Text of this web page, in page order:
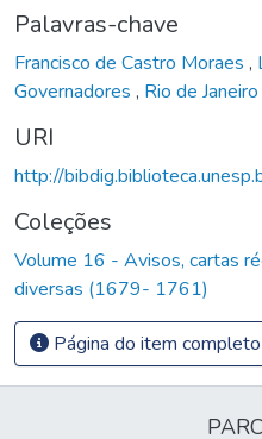
Palavras-chave
Francisco de Castro Moraes ,
Governadores , Rio de Janeiro
URI
http://
Coleções
Volume 16 - Avisos, cartas
diversas (1679- 1761)
Página do item completo